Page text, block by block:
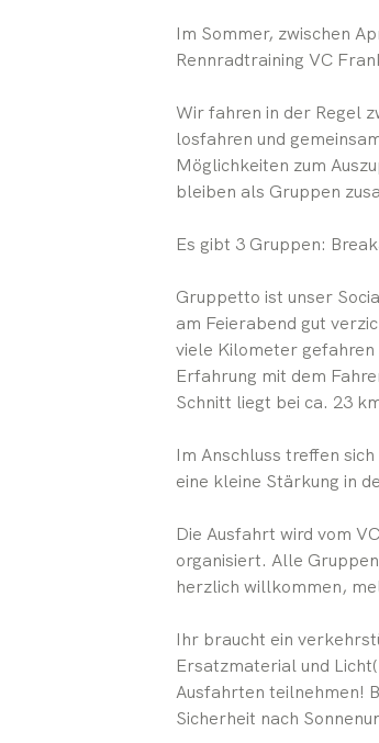
Im Sommer, zwischen
Rennradtraining VC
Wir fahren in der Regel
losfahren und
Möglichkeiten zum
bleiben als Gruppen
Es gibt 3 Gruppen:
Gruppetto ist unser
am Feierabend gut
viele Kilometer
Erfahrung mit dem
Schnitt liegt bei ca. 23
Im Anschluss treffen
eine kleine Stärkung in
Die Ausfahrt wird vom
organisiert. Alle
herzlich willkommen,
Ihr braucht ein
Ersatzmaterial und
Ausfahrten teilnehmen!
Sicherheit nach